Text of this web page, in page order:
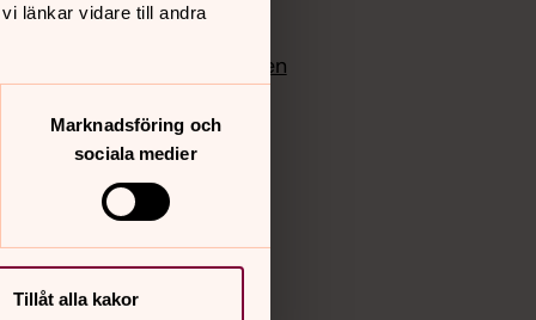
länkar vidare till andra
Marknadsföring och
sociala medier
Tillåt alla kakor
Instagram
Bloggportalen